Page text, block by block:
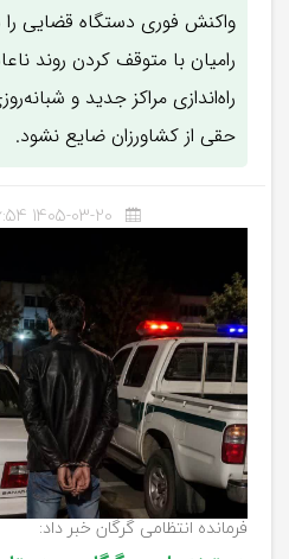
واکنش فوری دستگاه قضایی
رامیان با متوقف کردن روند
راه‌اندازی مراکز جدید و
حقی از کشاورزان ضایع نشود.
1405-03-20 06:54
فرمانده انتظامی گرگان خبر داد: